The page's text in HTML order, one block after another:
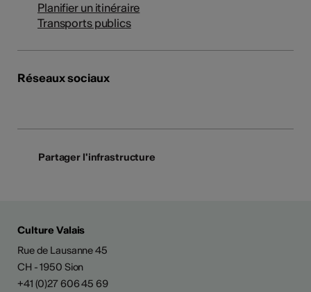
Planifier un itinéraire
Transports publics
Réseaux sociaux
Partager l'infrastructure
Culture Valais
Rue de Lausanne 45
CH - 1950 Sion
+41 (0)27 606 45 69